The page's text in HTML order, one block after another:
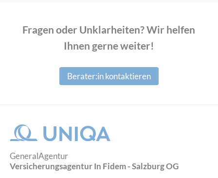
Fragen oder Unklarheiten? Wir helfen
Ihnen gerne weiter!
Berater:in kontaktieren
GeneralAgentur
Versicherungsagentur In Fidem - Salzburg OG